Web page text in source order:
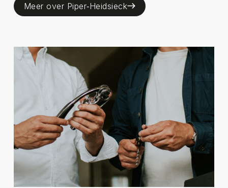
Meer over Piper‑Heidsieck